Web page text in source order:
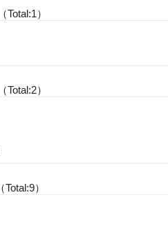
（Total:1）
（Total:2）
（Total:9）